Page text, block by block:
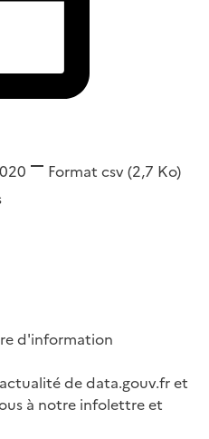
Format csv(2,7 Ko)
d'information
de data.gouv.fr et
à notre infolettre et